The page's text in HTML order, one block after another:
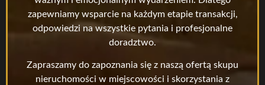
zapewniamy wsparcie na każdym etapie transakcji,
odpowiedzi na wszystkie pytania i profesjonalne
doradztwo.
Zapraszamy do zapoznania się z naszą ofertą skupu
nieruchomości w miejscowości i skorzystania z